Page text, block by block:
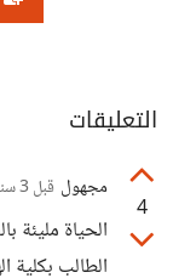
التعليقات
4
مجهول قبل 3 سنوات
الحياة مليئة
الطالب بكلية